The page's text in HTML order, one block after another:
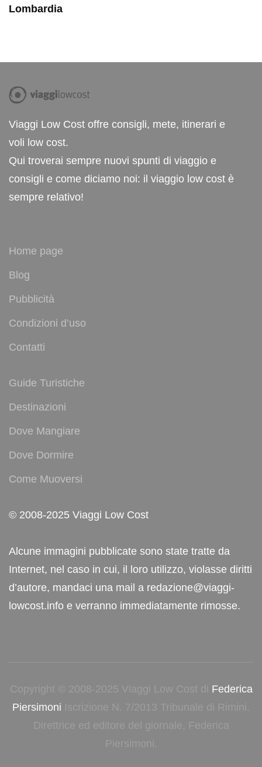
Lombardia
Viaggi Low Cost offre consigli, mete, itinerari e
voli low cost.
Qui troverai sempre nuovi spunti di viaggio e
consigli e come diciamo noi: il viaggio low cost è
sempre relativo!
Home page
Blog
Pubblicità
Condizioni d’uso
Contatti
Guide Turistiche
Destinazioni
Dove Mangiare
Dove Dormire
Come Muoversi
© 2008-2025 Viaggi Low Cost
Alcune immagini pubblicate sono state tratte da
Internet, nel caso in cui, il loro utilizzo, violasse diritti
d’autore, mandaci una mail a redazione@viaggi-
lowcost.info e verranno immediatamente rimosse.
Copyright © 2008-2025 Viaggi Low Cost di Federica
Piersimoni Iscrizione N. 7/2013 Tribunale di Rimini.
Direttrice ed editore del giornale, Federica
Piersimoni.